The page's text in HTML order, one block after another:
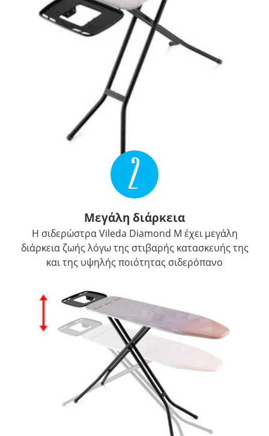
2
Μεγάλη διάρκεια
Η σιδερώστρα Vileda Diamond Μ έχει μεγάλη
διάρκεια ζωής λόγω της στιβαρής κατασκευής της
και της υψηλής ποιότητας σιδερόπανο